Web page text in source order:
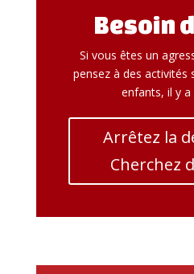
Besoin
Si vous êtes un
pensez à des activités
enfants, il y a
Arrêtez la
Cherchez